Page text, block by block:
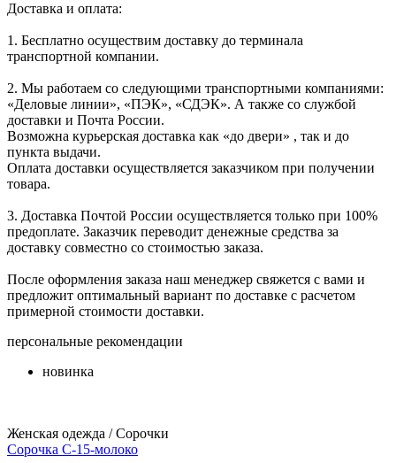
Доставка и оплата:
1. Бесплатно осуществим доставку до терминала
транспортной компании.
2. Мы работаем со следующими транспортными компаниями:
«Деловые линии», «ПЭК», «СДЭК». А также со службой
доставки и Почта России.
Возможна курьерская доставка как «до двери» , так и до
пункта выдачи.
Оплата доставки осуществляется заказчиком при получении
товара.
3. Доставка Почтой России осуществляется только при 100%
предоплате. Заказчик переводит денежные средства за
доставку совместно со стоимостью заказа.
После оформления заказа наш менеджер свяжется с вами и
предложит оптимальный вариант по доставке с расчетом
примерной стоимости доставки.
персональные рекомендации
новинка
Женская одежда / Сорочки
Сорочка С-15-молоко